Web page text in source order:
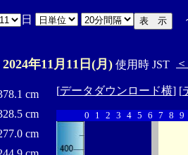
日
2024年11月11日(月) 使用時 JST
cm
cm
cm
[データダウンロード横] [
0 1 2 3 4 5 6 7 8 9